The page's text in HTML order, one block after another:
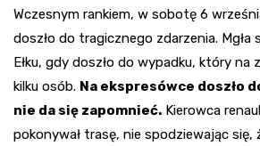
Wczesnym rankiem, w sobotę 6
doszło do tragicznego zdarzenia. Mgła
Ełku, gdy doszło do wypadku, który na
kilku osób. Na ekspresówce doszło
nie da się zapomnieć. Kierowca
pokonywał trasę, nie spodziewając się,